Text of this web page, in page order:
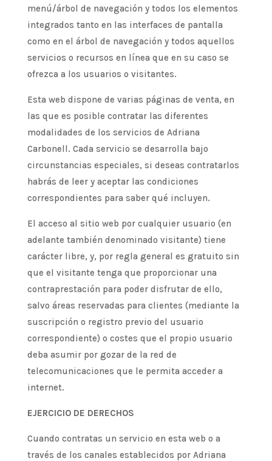
menú/árbol de navegación y todos los elementos
integrados tanto en las interfaces de pantalla
como en el árbol de navegación y todos aquellos
servicios o recursos en línea que en su caso se
ofrezca a los usuarios o visitantes.
Esta web dispone de varias páginas de venta, en
las que es posible contratar las diferentes
modalidades de los servicios de Adriana
Carbonell. Cada servicio se desarrolla bajo
circunstancias especiales, si deseas contratarlos
habrás de leer y aceptar las condiciones
correspondientes para saber qué incluyen.
El acceso al sitio web por cualquier usuario (en
adelante también denominado visitante) tiene
carácter libre, y, por regla general es gratuito sin
que el visitante tenga que proporcionar una
contraprestación para poder disfrutar de ello,
salvo áreas reservadas para clientes (mediante la
suscripción o registro previo del usuario
correspondiente) o costes que el propio usuario
deba asumir por gozar de la red de
telecomunicaciones que le permita acceder a
internet.
EJERCICIO DE DERECHOS
Cuando contratas un servicio en esta web o a
través de los canales establecidos por Adriana